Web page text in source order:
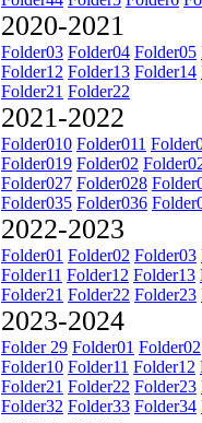
2020-2021
Folder03 Folder04 Folder05
Folder12 Folder13 Folder14
Folder21 Folder22
2021-2022
Folder010 Folder011
Folder019 Folder02
Folder027 Folder028
Folder035 Folder036
2022-2023
Folder01 Folder02 Folder03
Folder11 Folder12 Folder13
Folder21 Folder22 Folder23
2023-2024
Folder 29 Folder01 Folder02
Folder10 Folder11 Folder12
Folder21 Folder22 Folder23
Folder32 Folder33 Folder34